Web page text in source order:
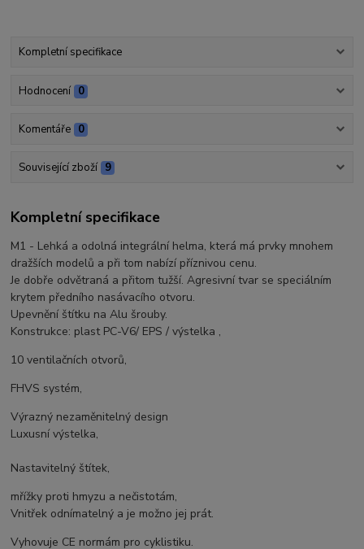
Kompletní specifikace
Hodnocení 0
Komentáře 0
Související zboží 9
Kompletní specifikace
M1 - Lehká a odolná integrální helma, která má prvky mnohem
dražších modelů a při tom nabízí příznivou cenu.
Je dobře odvětraná a přitom tužší. Agresivní tvar se speciálním
krytem předního nasávacího otvoru.
Upevnění štítku na Alu šrouby.
Konstrukce: plast PC-V6/ EPS / výstelka ,
10 ventilačních otvorů,
FHVS systém,
Výrazný nezaměnitelný design
Luxusní výstelka,
Nastavitelný štítek,
mřížky proti hmyzu a nečistotám,
Vnitřek odnímatelný a je možno jej prát.
Vyhovuje CE normám pro cyklistiku.